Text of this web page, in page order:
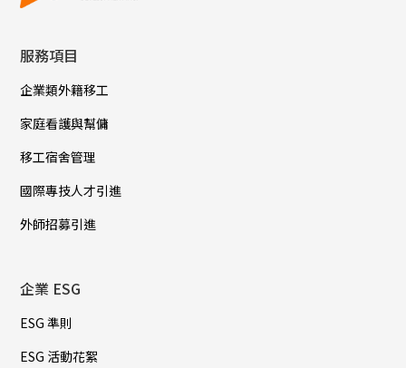
服務項目
企業類外籍移工
家庭看護與幫傭
移工宿舍管理
國際專技人才引進
外師招募引進
企業 ESG
ESG 準則
ESG 活動花絮